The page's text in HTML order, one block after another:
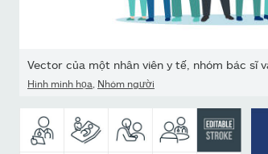
Vector của một nhân viên y tế, nhóm bác sĩ
Hình minh họa Nhóm người